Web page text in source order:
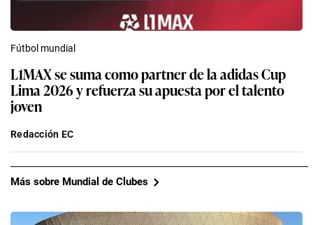
Fútbol mundial
L1MAX se suma como partner de la adidas Cup
Lima 2026 y refuerza su apuesta por el talento
joven
Redacción EC
Más sobre Mundial de Clubes